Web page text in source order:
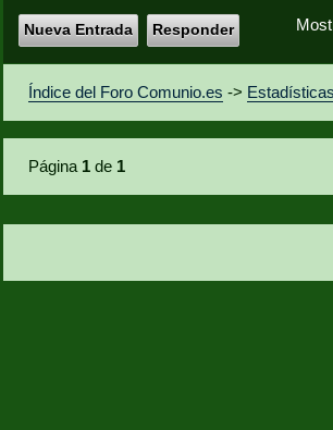
Nueva Entrada Responder
Índice del Foro Comunio.es -> Estadísticas
Página 1 de 1